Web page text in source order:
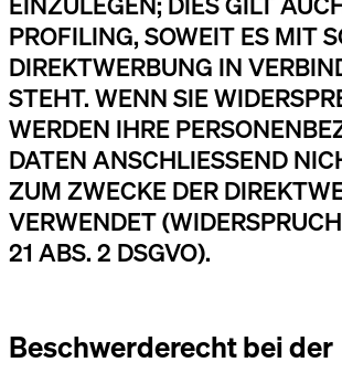
PROFILING, SOWEIT ES MIT
DIREKTWERBUNG IN
STEHT. WENN SIE
WERDEN IHRE
DATEN ANSCHLIESSEND
ZUM ZWECKE DER
VERWENDET
21 ABS. 2 DSGVO).
Beschwerde­recht bei der